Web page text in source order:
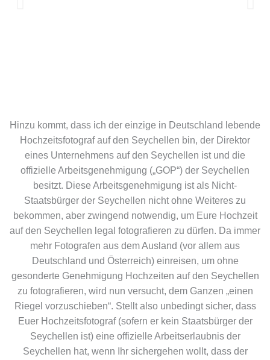
Hinzu kommt, dass ich der einzige in Deutschland lebende
Hochzeitsfotograf auf den Seychellen bin, der Direktor
eines Unternehmens auf den Seychellen ist und die
offizielle Arbeitsgenehmigung („GOP“) der Seychellen
besitzt. Diese Arbeitsgenehmigung ist als Nicht-
Staatsbürger der Seychellen nicht ohne Weiteres zu
bekommen, aber zwingend notwendig, um Eure Hochzeit
auf den Seychellen legal fotografieren zu dürfen. Da immer
mehr Fotografen aus dem Ausland (vor allem aus
Deutschland und Österreich) einreisen, um ohne
gesonderte Genehmigung Hochzeiten auf den Seychellen
zu fotografieren, wird nun versucht, dem Ganzen „einen
Riegel vorzuschieben“. Stellt also unbedingt sicher, dass
Euer Hochzeitsfotograf (sofern er kein Staatsbürger der
Seychellen ist) eine offizielle Arbeitserlaubnis der
Seychellen hat, wenn Ihr sichergehen wollt, dass der